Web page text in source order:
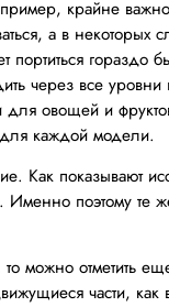
крайне
а в некоторых
портиться
через все
овощей и
для каждой модели.
показывают
Именно поэтому
можно отметить
части, как